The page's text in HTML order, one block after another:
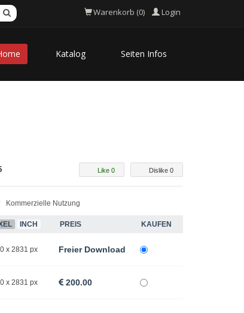
Warenkorb (0) Login
Katalog Seiten Infos
Dislike 0
Like 0
Kommerzielle Nutzung
INCH PREIS
KAUFEN
x 2831 px Freier Download
x 2831 px 200.00